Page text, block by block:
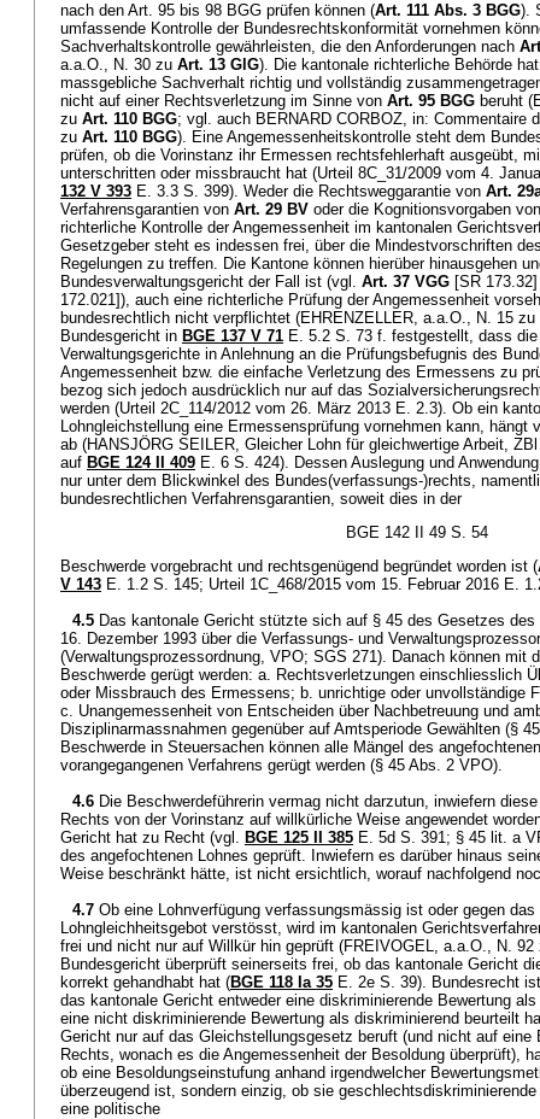
nach den Art. 95 bis 98 BGG prüfen können (Art. 111 Abs. 3 BGG).
umfassende Kontrolle der Bundesrechtskonformität vornehmen
Sachverhaltskontrolle gewährleisten, die den Anforderungen nach
a.a.O., N. 30 zu Art. 13 GlG). Die kantonale richterliche Behörde
massgebliche Sachverhalt richtig und vollständig
nicht auf einer Rechtsverletzung im Sinne von Art. 95 BGG beruht
zu Art. 110 BGG; vgl. auch BERNARD CORBOZ, in: Commentaire
zu Art. 110 BGG). Eine Angemessenheitskontrolle steht dem
prüfen, ob die Vorinstanz ihr Ermessen rechtsfehlerhaft ausgeübt,
unterschritten oder missbraucht hat (Urteil 8C_31/2009 vom 4.
132 V 393 E. 3.3 S. 399). Weder die Rechtsweggarantie von Art.
Verfahrensgarantien von Art. 29 BV oder die Kognitionsvorgaben
richterliche Kontrolle der Angemessenheit im kantonalen
Gesetzgeber steht es indessen frei, über die Mindestvorschriften
Regelungen zu treffen. Die Kantone können hierüber hinausgehen
Bundesverwaltungsgericht der Fall ist (vgl. Art. 37 VGG [SR
172.021]), auch eine richterliche Prüfung der Angemessenheit
bundesrechtlich nicht verpflichtet (EHRENZELLER, a.a.O., N. 15 zu
Bundesgericht in BGE 137 V 71 E. 5.2 S. 73 f. festgestellt, dass
Verwaltungsgerichte in Anlehnung an die Prüfungsbefugnis des
Angemessenheit bzw. die einfache Verletzung des Ermessens zu
bezog sich jedoch ausdrücklich nur auf das
werden (Urteil 2C_114/2012 vom 26. März 2013 E. 2.3). Ob ein
Lohngleichstellung eine Ermessensprüfung vornehmen kann, hängt
ab (HANSJÖRG SEILER, Gleicher Lohn für gleichwertige Arbeit,
auf BGE 124 II 409 E. 6 S. 424). Dessen Auslegung und
nur unter dem Blickwinkel des Bundes(verfassungs-)rechts,
bundesrechtlichen Verfahrensgarantien, soweit dies in der
BGE 142 II 49 S. 54
Beschwerde vorgebracht und rechtsgenügend begründet worden ist (
V 143 E. 1.2 S. 145; Urteil 1C_468/2015 vom 15. Februar 2016 E.
4.5 Das kantonale Gericht stützte sich auf § 45 des Gesetzes
16. Dezember 1993 über die Verfassungs- und
(Verwaltungsprozessordnung, VPO; SGS 271). Danach können mit
Beschwerde gerügt werden: a. Rechtsverletzungen einschliesslich
oder Missbrauch des Ermessens; b. unrichtige oder unvollständige
c. Unangemessenheit von Entscheiden über Nachbetreuung und
Disziplinarmassnahmen gegenüber auf Amtsperiode Gewählten (§
Beschwerde in Steuersachen können alle Mängel des
vorangegangenen Verfahrens gerügt werden (§ 45 Abs. 2 VPO).
4.6 Die Beschwerdeführerin vermag nicht darzutun, inwiefern
Rechts von der Vorinstanz auf willkürliche Weise angewendet
Gericht hat zu Recht (vgl. BGE 125 II 385 E. 5d S. 391; § 45 lit. a
des angefochtenen Lohnes geprüft. Inwiefern es darüber hinaus
Weise beschränkt hätte, ist nicht ersichtlich, worauf nachfolgend
4.7 Ob eine Lohnverfügung verfassungsmässig ist oder gegen
Lohngleichheitsgebot verstösst, wird im kantonalen
frei und nicht nur auf Willkür hin geprüft (FREIVOGEL, a.a.O., N.
Bundesgericht überprüft seinerseits frei, ob das kantonale Gericht
korrekt gehandhabt hat (BGE 118 Ia 35 E. 2e S. 39). Bundesrecht
das kantonale Gericht entweder eine diskriminierende Bewertung
eine nicht diskriminierende Bewertung als diskriminierend beurteilt
Gericht nur auf das Gleichstellungsgesetz beruft (und nicht auf eine
Rechts, wonach es die Angemessenheit der Besoldung überprüft),
ob eine Besoldungseinstufung anhand irgendwelcher
überzeugend ist, sondern einzig, ob sie
eine politische